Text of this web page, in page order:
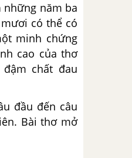
những năm ba
có thể có
minh chứng
cao của thơ
chất đau
đầu đến câu
Bài thơ mở